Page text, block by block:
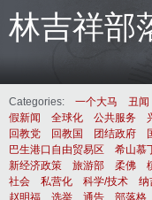
林吉祥部
Categories: 一个大马 丑闻
假新闻
全球化 公共服务
回教党
回教国 团结政府
巴生港口自由贸易区
希山慕
新经济政策
旅游部 柔佛
社会
私营化 科学/技术 纳
赵明福
选举 通告 部落格